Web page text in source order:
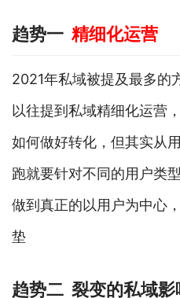
趋势一 精细化运营
2021年私域被提及最多的
以往提到私域精细化运营
如何做好转化，但其实从
跑就要针对不同的用户类
做到真正的以用户为中心
垫
趋势二 裂变的私域影